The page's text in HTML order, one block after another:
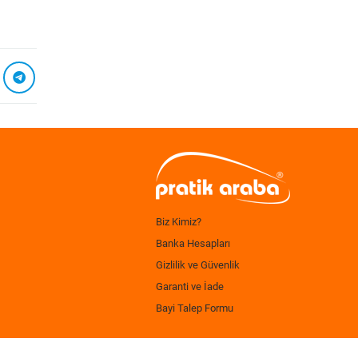
Biz Kimiz?
Banka Hesapları
Gizlilik ve Güvenlik
Garanti ve İade
Bayi Talep Formu